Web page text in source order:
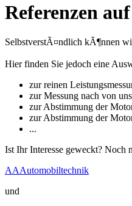
Referenzen
SelbstverstÃ¤ndlich kÃ¶nnen
Hier finden Sie jedoch eine
zur reinen
zur Messung nach von
zur Abstimmung der
zur Abstimmung der
...
Ist Ihr Interesse geweckt? Noch
AAAutomobiltechnik
und